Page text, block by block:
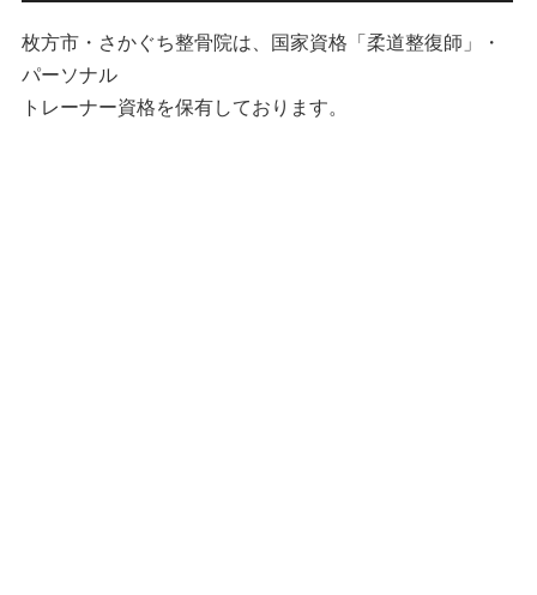
枚方市・さかぐち整骨院は、国家資格「柔道整復師」・
パーソナル
トレーナー資格を保有しております。